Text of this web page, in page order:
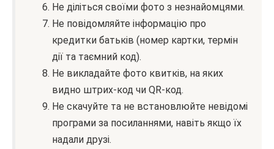
Не діліться своїми фото з незнайомцями.
Не повідомляйте інформацію про
кредитки батьків (номер картки, термін
дії та таємний код).
Не викладайте фото квитків, на яких
видно штрих-код чи QR-код.
Не скачуйте та не встановлюйте невідомі
програми за посиланнями, навіть якщо їх
надали друзі.